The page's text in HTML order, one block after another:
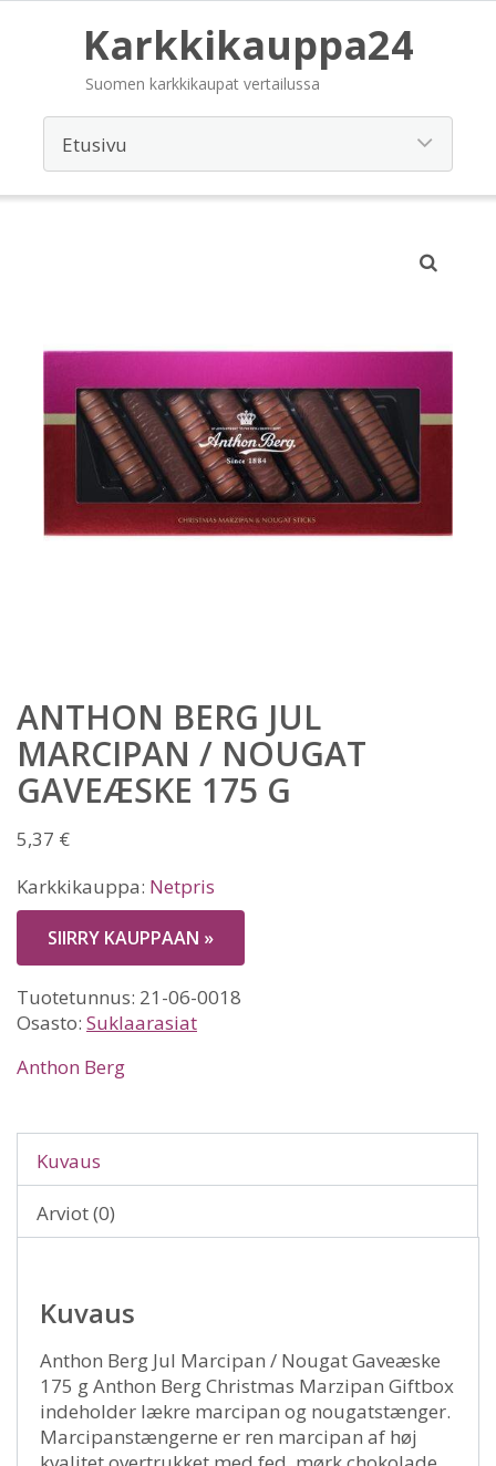
Karkkikauppa24
Suomen karkkikaupat vertailussa
ANTHON BERG JUL
MARCIPAN / NOUGAT
GAVEÆSKE 175 G
5,37 €
Karkkikauppa: Netpris
SIIRRY KAUPPAAN »
Tuotetunnus: 21-06-0018
Osasto: Suklaarasiat
Anthon Berg
Kuvaus
Arviot (0)
Kuvaus
Anthon Berg Jul Marcipan / Nougat Gaveæske
175 g Anthon Berg Christmas Marzipan Giftbox
indeholder lækre marcipan og nougatstænger.
Marcipanstængerne er ren marcipan af høj